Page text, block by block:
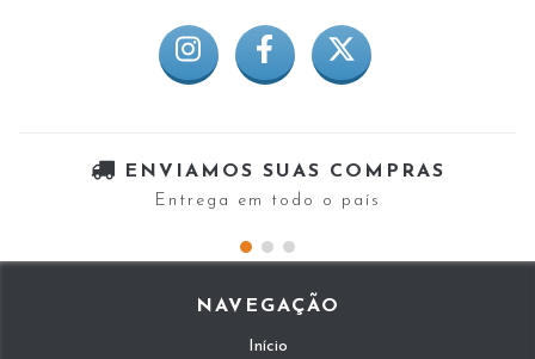
ENVIAMOS SUAS COMPRAS
Entrega em todo o país
NAVEGAÇÃO
Início